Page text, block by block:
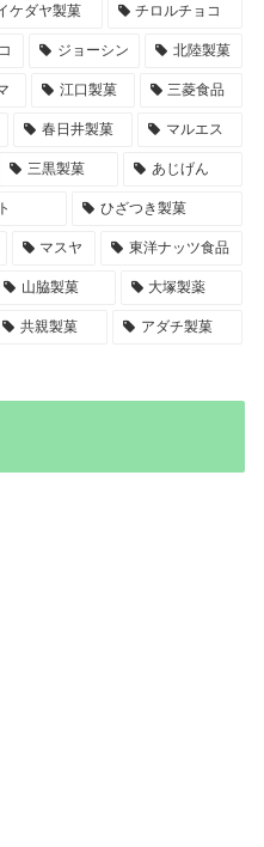
ケダヤ製菓 チロルチョコ
ジョーシン 北陸製菓
江口製菓 三菱食品
春日井製菓 マルエス
三黒製菓 あじげん
ひざつき製菓
マスヤ 東洋ナッツ食品
山脇製菓 大塚製薬
共親製菓 アダチ製菓